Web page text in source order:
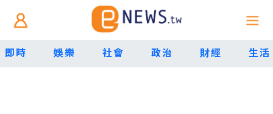
即時 娛樂 社會 政治 財經 生活